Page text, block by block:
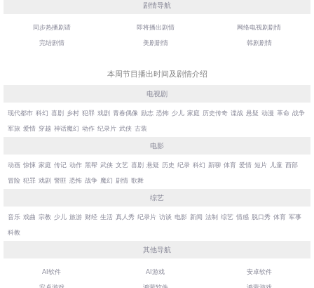
剧情导航
同步热播剧请 即将播出剧情 网络电视剧剧情
完结剧情 美剧剧情 韩剧剧情
本周节目播出时间及剧情介绍
电视剧
现代都市 科幻 喜剧 乡村 犯罪 戏剧 青春偶像 励志 恐怖 少儿 家庭 历史传奇 谍战 悬疑 动漫 革命 战争
军旅 爱情 穿越 神话魔幻 动作 纪录片 武侠 古装
电影
动画 惊悚 家庭 传记 动作 黑帮 武侠 文艺 喜剧 悬疑 历史 纪录 科幻 新聊 体育 爱情 短片 儿童 西部
冒险 犯罪 戏剧 警匪 恐怖 战争 魔幻 剧情 歌舞
综艺
音乐 戏曲 宗教 少儿 旅游 财经 生活 真人秀 纪录片 访谈 电影 新闻 法制 综艺 情感 脱口秀 体育 军事
科教
其他导航
AI软件 AI游戏 安卓软件